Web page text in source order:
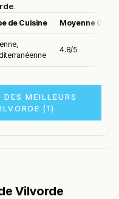
.
de Cuisine Moyenne
4.8/5
MEILLEURS
(1)
Vilvorde